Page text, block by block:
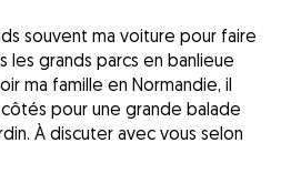
souvent ma voiture pour faire
les grands parcs en banlieue
ma famille en Normandie, il
pour une grande balade
À discuter avec vous selon